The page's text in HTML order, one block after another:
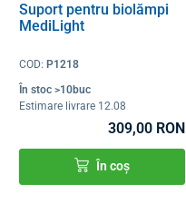
Suport pentru biolămpi
MediLight
COD: P1218
În stoc >10buc
Estimare livrare 12.08
309,00 RON
În coș